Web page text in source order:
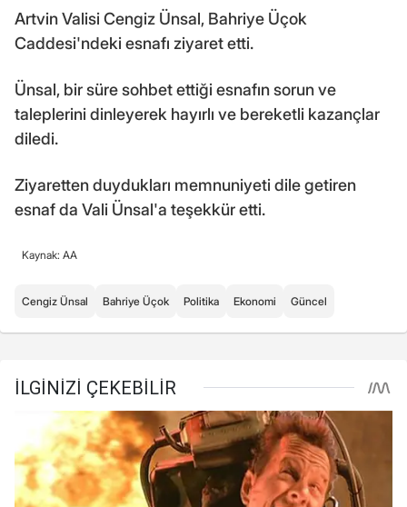
Artvin Valisi Cengiz Ünsal, Bahriye Üçok
Caddesi'ndeki esnafı ziyaret etti.
Ünsal, bir süre sohbet ettiği esnafın sorun ve
taleplerini dinleyerek hayırlı ve bereketli kazançlar
diledi.
Ziyaretten duydukları memnuniyeti dile getiren
esnaf da Vali Ünsal'a teşekkür etti.
Kaynak: AA
Cengiz Ünsal Bahriye Üçok Politika Ekonomi Güncel